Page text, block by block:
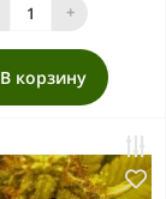
+
В корзину